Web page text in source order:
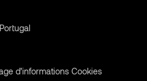
d’informations Cookies